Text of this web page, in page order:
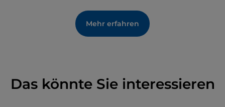
Mehr erfahren
Das könnte Sie interessieren